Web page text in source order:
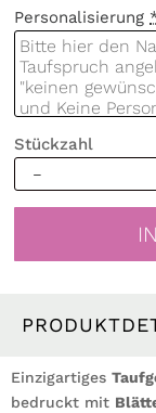
Personalisierung
Stückzahl
Blätterkreuz
Heiliges
Blätter
Kerze
Einzigartiges
bedruckt mit